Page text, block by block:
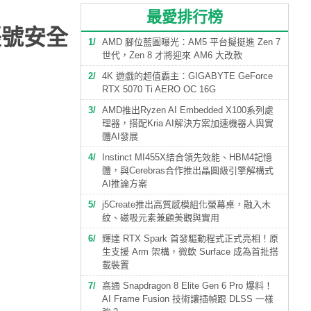
安全
最愛排行榜
1
AMD 腳位藍圖曝光：AM5 平台擬挺進 Zen 7
世代，Zen 8 才將迎來 AM6 大改款
2
4K 遊戲的超值霸主：GIGABYTE GeForce
RTX 5070 Ti AERO OC 16G
3
AMD推出Ryzen AI Embedded X100系列處
理器，搭配Kria AI解決方案加速機器人與實
體AI發展
4
Instinct MI455X結合領先效能、HBM4記憶
體，與Cerebras合作推出晶圓級引擎解構式
AI推論方案
5
j5Create推出高質感模組化螢幕桌，融入木
紋、磁吸元素兼顧美觀與實用
6
輝達 RTX Spark 首發驅動程式正式亮相！原
生支援 Arm 架構，微軟 Surface 成為首批搭
載裝置
7
高通 Snapdragon 8 Elite Gen 6 Pro 爆料！
AI Frame Fusion 技術讓插幀跟 DLSS 一樣